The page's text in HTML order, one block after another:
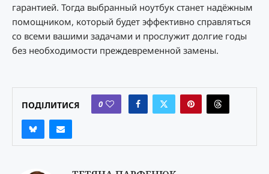
гарантией. Тогда выбранный ноутбук станет надёжным
помощником, который будет эффективно справляться
со всеми вашими задачами и прослужит долгие годы
без необходимости преждевременной замены.
ПОДІЛИТИСЯ 0